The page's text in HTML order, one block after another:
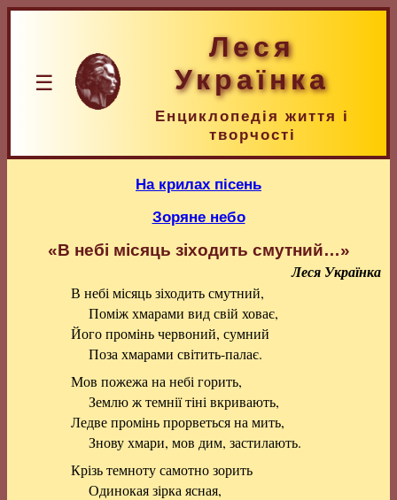
☰
Леся
Українка
Енциклопедія життя і
творчості
На крилах пісень
Зоряне небо
«В небі місяць зіходить смутний…»
Леся Українка
В небі місяць зіходить смутний,
Поміж хмарами вид свій ховає,
Його промінь червоний, сумний
Поза хмарами світить-палає.
Мов пожежа на небі горить,
Землю ж темнії тіні вкривають,
Ледве промінь прорветься на мить,
Знову хмари, мов дим, застилають.
Крізь темноту самотно зорить
Одинокая зірка ясная,